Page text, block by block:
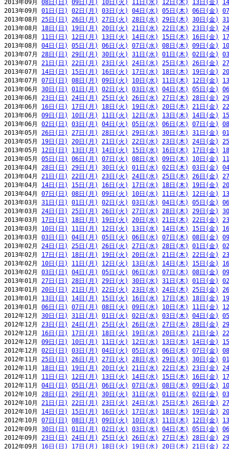
2013年09月 08日(日) 09日(月) 10日(火) 11日(水) 12日(木) 13日(金)
2013年09月 01日(日) 02日(月) 03日(火) 04日(水) 05日(木) 06日(金)
2013年08月 25日(日) 26日(月) 27日(火) 28日(水) 29日(木) 30日(金)
2013年08月 18日(日) 19日(月) 20日(火) 21日(水) 22日(木) 23日(金)
2013年08月 11日(日) 12日(月) 13日(火) 14日(水) 15日(木) 16日(金)
2013年08月 04日(日) 05日(月) 06日(火) 07日(水) 08日(木) 09日(金)
2013年07月 28日(日) 29日(月) 30日(火) 31日(水) 01日(木) 02日(金)
2013年07月 21日(日) 22日(月) 23日(火) 24日(水) 25日(木) 26日(金)
2013年07月 14日(日) 15日(月) 16日(火) 17日(水) 18日(木) 19日(金)
2013年07月 07日(日) 08日(月) 09日(火) 10日(水) 11日(木) 12日(金)
2013年06月 30日(日) 01日(月) 02日(火) 03日(水) 04日(木) 05日(金)
2013年06月 23日(日) 24日(月) 25日(火) 26日(水) 27日(木) 28日(金)
2013年06月 16日(日) 17日(月) 18日(火) 19日(水) 20日(木) 21日(金)
2013年06月 09日(日) 10日(月) 11日(火) 12日(水) 13日(木) 14日(金)
2013年06月 02日(日) 03日(月) 04日(火) 05日(水) 06日(木) 07日(金)
2013年05月 26日(日) 27日(月) 28日(火) 29日(水) 30日(木) 31日(金)
2013年05月 19日(日) 20日(月) 21日(火) 22日(水) 23日(木) 24日(金)
2013年05月 12日(日) 13日(月) 14日(火) 15日(水) 16日(木) 17日(金)
2013年05月 05日(日) 06日(月) 07日(火) 08日(水) 09日(木) 10日(金)
2013年04月 28日(日) 29日(月) 30日(火) 01日(水) 02日(木) 03日(金)
2013年04月 21日(日) 22日(月) 23日(火) 24日(水) 25日(木) 26日(金)
2013年04月 14日(日) 15日(月) 16日(火) 17日(水) 18日(木) 19日(金)
2013年04月 07日(日) 08日(月) 09日(火) 10日(水) 11日(木) 12日(金)
2013年03月 31日(日) 01日(月) 02日(火) 03日(水) 04日(木) 05日(金)
2013年03月 24日(日) 25日(月) 26日(火) 27日(水) 28日(木) 29日(金)
2013年03月 17日(日) 18日(月) 19日(火) 20日(水) 21日(木) 22日(金)
2013年03月 10日(日) 11日(月) 12日(火) 13日(水) 14日(木) 15日(金)
2013年03月 03日(日) 04日(月) 05日(火) 06日(水) 07日(木) 08日(金)
2013年02月 24日(日) 25日(月) 26日(火) 27日(水) 28日(木) 01日(金)
2013年02月 17日(日) 18日(月) 19日(火) 20日(水) 21日(木) 22日(金)
2013年02月 10日(日) 11日(月) 12日(火) 13日(水) 14日(木) 15日(金)
2013年02月 03日(日) 04日(月) 05日(火) 06日(水) 07日(木) 08日(金)
2013年01月 27日(日) 28日(月) 29日(火) 30日(水) 31日(木) 01日(金)
2013年01月 20日(日) 21日(月) 22日(火) 23日(水) 24日(木) 25日(金)
2013年01月 13日(日) 14日(月) 15日(火) 16日(水) 17日(木) 18日(金)
2013年01月 06日(日) 07日(月) 08日(火) 09日(水) 10日(木) 11日(金)
2012年12月 30日(日) 31日(月) 01日(火) 02日(水) 03日(木) 04日(金)
2012年12月 23日(日) 24日(月) 25日(火) 26日(水) 27日(木) 28日(金)
2012年12月 16日(日) 17日(月) 18日(火) 19日(水) 20日(木) 21日(金)
2012年12月 09日(日) 10日(月) 11日(火) 12日(水) 13日(木) 14日(金)
2012年12月 02日(日) 03日(月) 04日(火) 05日(水) 06日(木) 07日(金)
2012年11月 25日(日) 26日(月) 27日(火) 28日(水) 29日(木) 30日(金)
2012年11月 18日(日) 19日(月) 20日(火) 21日(水) 22日(木) 23日(金)
2012年11月 11日(日) 12日(月) 13日(火) 14日(水) 15日(木) 16日(金)
2012年11月 04日(日) 05日(月) 06日(火) 07日(水) 08日(木) 09日(金)
2012年10月 28日(日) 29日(月) 30日(火) 31日(水) 01日(木) 02日(金)
2012年10月 21日(日) 22日(月) 23日(火) 24日(水) 25日(木) 26日(金)
2012年10月 14日(日) 15日(月) 16日(火) 17日(水) 18日(木) 19日(金)
2012年10月 07日(日) 08日(月) 09日(火) 10日(水) 11日(木) 12日(金)
2012年09月 30日(日) 01日(月) 02日(火) 03日(水) 04日(木) 05日(金)
2012年09月 23日(日) 24日(月) 25日(火) 26日(水) 27日(木) 28日(金)
2012年09月 16日(日) 17日(月) 18日(火) 19日(水) 20日(木) 21日(金)